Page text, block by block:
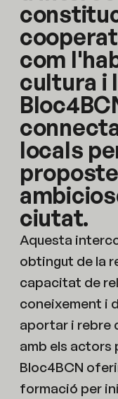
com
cultura i
locals
ciutat.
Aquesta
obtingut de la
capacitat de
coneixement i
aportar i rebre
amb els actors
Bloc4BCN
formació per